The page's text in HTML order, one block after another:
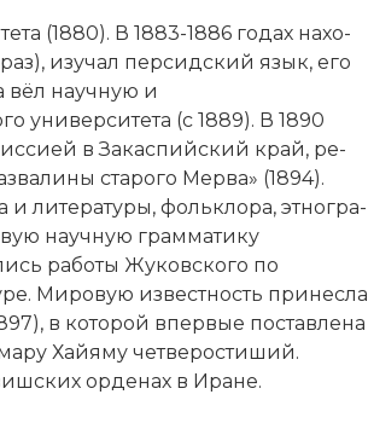
(1880). В 1883-1886 годах на­хо­
изу­чал персидский язык, его
вёл на­учную и
университета (с 1889). В 1890
в За­кас­пий­ский край, ре­
ста­ро­го Мер­ва» (1894).
и литературы, фольк­ло­ра, эт­но­гра­
на­учную грам­ма­ти­ку
ра­бо­ты Жуковского по
Ми­ро­вую из­вест­ность при­нес­ла
в ко­то­рой впер­вые по­став­ле­на
Хай­я­му чет­ве­ро­сти­ший.
ор­де­нах в Ира­не.